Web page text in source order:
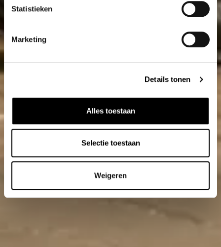
Statistieken
Marketing
Details tonen
Alles toestaan
Selectie toestaan
Weigeren